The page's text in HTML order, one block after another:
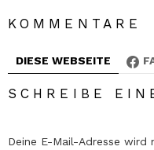
KOMMENTARE
DIESE WEBSEITE
SCHREIBE
Deine E-Mail-Adresse